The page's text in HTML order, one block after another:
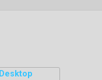
Desktop